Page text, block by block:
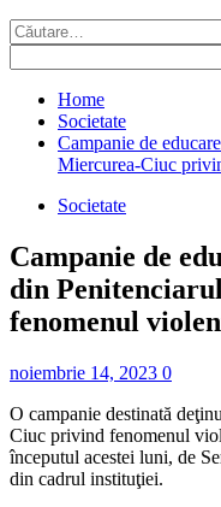
Caută
după:
Home
Societate
Campanie de
Miercurea-Ciuc
Societate
Campanie de
din
fenomenul
noiembrie 14, 2023 0
O campanie destinată
Ciuc privind fenomenul
începutul acestei luni, de
din cadrul instituţiei.